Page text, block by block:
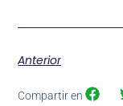
Anterior
Compartir en